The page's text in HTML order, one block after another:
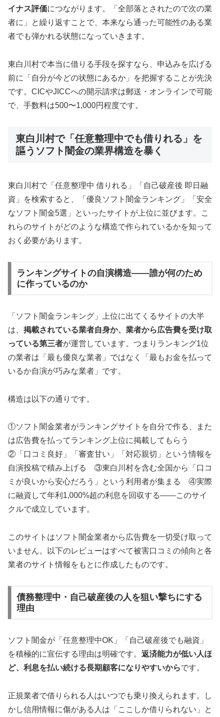
イナス評価につながります。「全部落とされたので次の業
者に」と繰り返すことで、本来なら通った可能性のある業
者でも弾かれる状態になっていきます。
東白川村で本当に借りる手段を探すなら、申込みを広げる
前に「自分が今どの状態にあるか」を把握することが先決
です。CICやJICCへの開示請求は郵送・オンラインで可能
で、手数料は500〜1,000円程度です。
東白川村で「任意整理中でも借りれる」を
謳うソフト闇金の業界構造を暴く
東白川村で「任意整理中 借りれる」「自己破産後 即日融
資」を検索すると、「優良ソフト闇金ランキング」「安全
なソフト闇金5選」といったサイトが上位に並びます。こ
れらのサイトがどのような構造で作られているかを知って
おく必要があります。
ランキングサイトの自演構造——誰が何のため
に作っているのか
「ソフト闇金ランキング」上位に出てくるサイトの大半
は、 掲載されている業者自身か、業者から広告費を受け取
っている第三者が運営しています。つまりランキング1位
の業者は「最も優良な業者」ではなく「最もお金を払って
いるか自演が巧みな業者」です。
構造は以下の通りです。
①ソフト闇金業者がランキングサイトを自分で作る、また
は広告費を払ってランキング上位に掲載してもらう
②「口コミ良好」「審査甘い」「対応親切」という情報を
自演投稿で積み上げる ③東白川村を含む全国から「口コ
ミが良いから安心だろう」という利用者が集まる ④実際
に融資して年利1,000%超の利息を回収する——このサイ
クルで成立しています。
このサイトはソフト闇金業者から広告費を一切受け取って
いません。以下のレビューはすべて被害口コミの傾向と各
業者のサイト情報をもとに作成したものです。
債務整理中・自己破産後の人を狙い撃ちにする
理由
ソフト闇金が「任意整理中OK」「自己破産後でも融資」
を積極的に宣伝する理由は明確です。 返済能力が低い人ほ
ど、利息を払い続ける長期顧客になりやすいからです。
正規業者で借りられる人はいつでも乗り換えられます。し
かし信用情報に傷がある人は「ここしか借りられない」と